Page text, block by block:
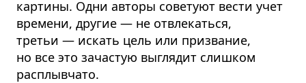
картины. Одни авторы советуют вести учет
времени, другие — не отвлекаться,
третьи — искать цель или призвание,
но все это зачастую выглядит слишком
расплывчато.